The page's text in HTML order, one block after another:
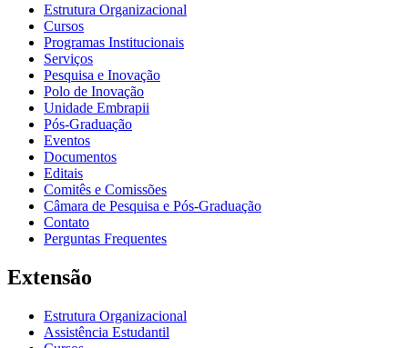
Estrutura Organizacional
Cursos
Programas Institucionais
Serviços
Pesquisa e Inovação
Polo de Inovação
Unidade Embrapii
Pós-Graduação
Eventos
Documentos
Editais
Comitês e Comissões
Câmara de Pesquisa e Pós-Graduação
Contato
Perguntas Frequentes
Extensão
Estrutura Organizacional
Assistência Estudantil